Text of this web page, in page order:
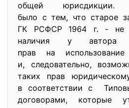
общей
было с тем, что старое
ГК РСФСР 1964 г. - не
наличия у автора
прав на
и, следовательно,
таких прав
в соответствии с
договорами, которые